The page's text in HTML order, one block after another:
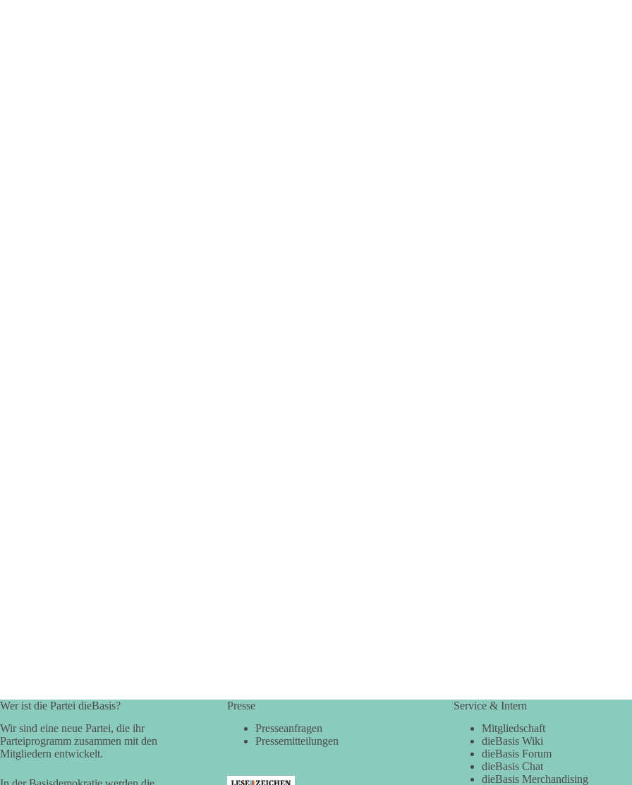
Wer ist die Partei dieBasis?
Wir sind eine neue Partei, die ihr
Parteiprogramm zusammen mit den
Mitgliedern entwickelt.
Presse
Presseanfragen
Pressemitteilungen
Service & Intern
Mitgliedschaft
dieBasis Wiki
dieBasis Forum
dieBasis Chat
dieBasis Merchandising